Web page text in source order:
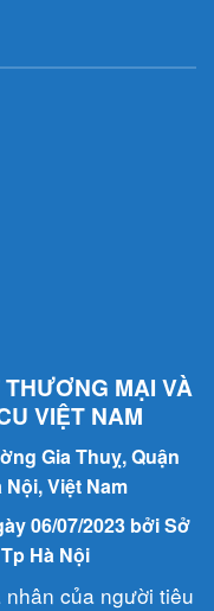
MẠI VÀ
VIỆT NAM
Gia Thuỵ, Quận
Việt Nam
06/07/2023 bởi Sở
Hà Nội
của người tiêu